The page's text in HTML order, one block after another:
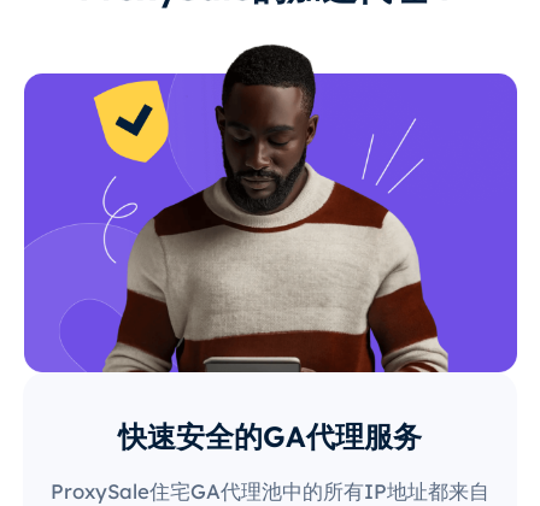
快速安全的GA代理服务
ProxySale住宅GA代理池中的所有IP地址都来自